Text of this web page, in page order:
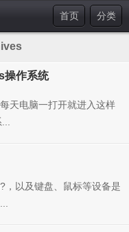
分类
首页
操作系统
电脑一打开就进入这样
以及键盘、鼠标等设备是